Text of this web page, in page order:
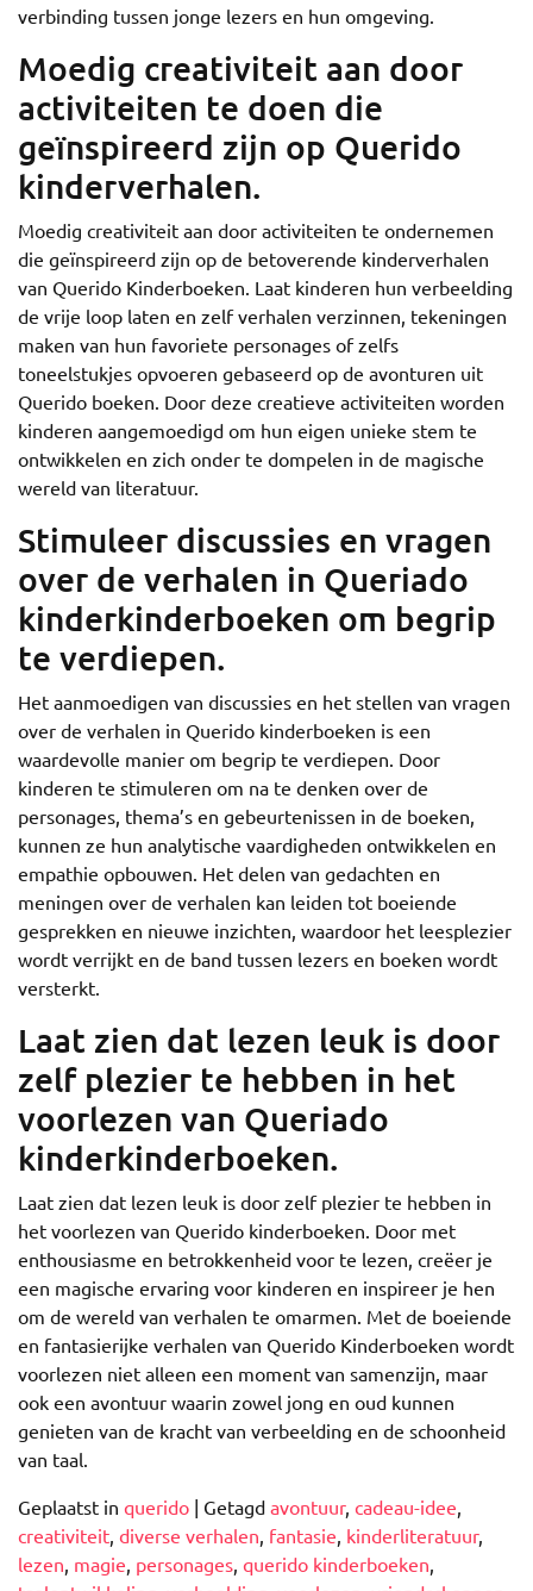
verbinding tussen jonge lezers en hun omgeving.
Moedig creativiteit aan door
activiteiten te doen die
geïnspireerd zijn op Querido
kinderverhalen.
Moedig creativiteit aan door activiteiten te ondernemen
die geïnspireerd zijn op de betoverende kinderverhalen
van Querido Kinderboeken. Laat kinderen hun verbeelding
de vrije loop laten en zelf verhalen verzinnen, tekeningen
maken van hun favoriete personages of zelfs
toneelstukjes opvoeren gebaseerd op de avonturen uit
Querido boeken. Door deze creatieve activiteiten worden
kinderen aangemoedigd om hun eigen unieke stem te
ontwikkelen en zich onder te dompelen in de magische
wereld van literatuur.
Stimuleer discussies en vragen
over de verhalen in Queriado
kinderkinderboeken om begrip
te verdiepen.
Het aanmoedigen van discussies en het stellen van vragen
over de verhalen in Querido kinderboeken is een
waardevolle manier om begrip te verdiepen. Door
kinderen te stimuleren om na te denken over de
personages, thema’s en gebeurtenissen in de boeken,
kunnen ze hun analytische vaardigheden ontwikkelen en
empathie opbouwen. Het delen van gedachten en
meningen over de verhalen kan leiden tot boeiende
gesprekken en nieuwe inzichten, waardoor het leesplezier
wordt verrijkt en de band tussen lezers en boeken wordt
versterkt.
Laat zien dat lezen leuk is door
zelf plezier te hebben in het
voorlezen van Queriado
kinderkinderboeken.
Laat zien dat lezen leuk is door zelf plezier te hebben in
het voorlezen van Querido kinderboeken. Door met
enthousiasme en betrokkenheid voor te lezen, creëer je
een magische ervaring voor kinderen en inspireer je hen
om de wereld van verhalen te omarmen. Met de boeiende
en fantasierijke verhalen van Querido Kinderboeken wordt
voorlezen niet alleen een moment van samenzijn, maar
ook een avontuur waarin zowel jong en oud kunnen
genieten van de kracht van verbeelding en de schoonheid
van taal.
Geplaatst in querido | Getagd avontuur, cadeau-idee,
creativiteit, diverse verhalen, fantasie, kinderliteratuur,
lezen, magie, personages, querido kinderboeken,